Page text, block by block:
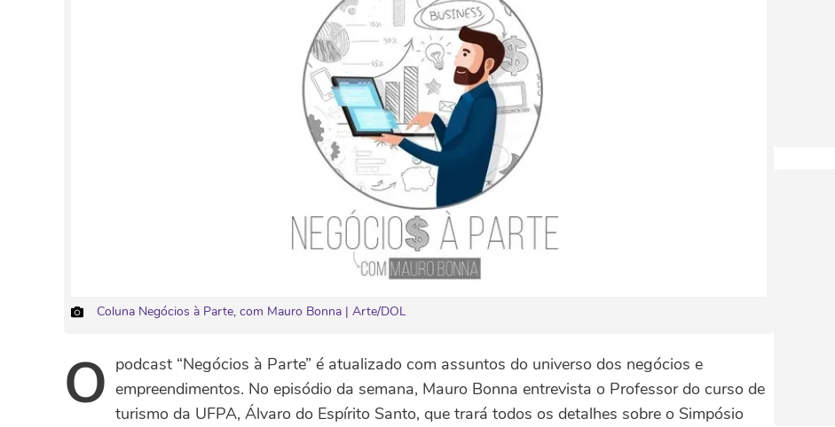
Coluna Negócios à Parte, com Mauro Bonna | Arte/DOL
Opodcast “Negócios à Parte” é atualizado com assuntos do universo dos negócios e
empreendimentos. No episódio da semana, Mauro Bonna entrevista o Professor do curso de
turismo da UFPA, Álvaro do Espírito Santo, que trará todos os detalhes sobre o Simpósio